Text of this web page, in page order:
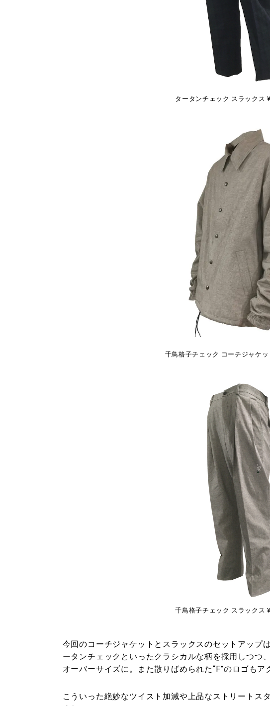
タータンチェック スラックス
千鳥格子チェック コーチジャケ
千鳥格子チェック スラックス
今回のコーチジャケットとスラックスのセットアップ
ータンチェックといったクラシカルな柄を採用しつつ
オーバーサイズに。また散りばめられた“F”のロゴもア
こういった絶妙なツイスト加減や上品なストリートス